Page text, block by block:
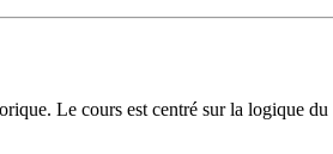
Le cours est centré sur la logique